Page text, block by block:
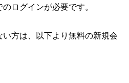
のログインが必要です。
方は、以下より無料の新規会